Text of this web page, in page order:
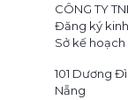
CÔNG TY
Đăng ký
Sở kế
101 Dương
Nẵng